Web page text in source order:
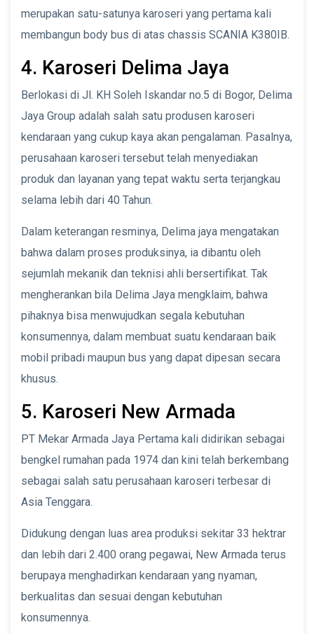
merupakan satu-satunya karoseri yang pertama kali
membangun body bus di atas chassis SCANIA K380IB.
4. Karoseri Delima Jaya
Berlokasi di Jl. KH Soleh Iskandar no.5 di Bogor, Delima
Jaya Group adalah salah satu produsen karoseri
kendaraan yang cukup kaya akan pengalaman. Pasalnya,
perusahaan karoseri tersebut telah menyediakan
produk dan layanan yang tepat waktu serta terjangkau
selama lebih dari 40 Tahun.
Dalam keterangan resminya, Delima jaya mengatakan
bahwa dalam proses produksinya, ia dibantu oleh
sejumlah mekanik dan teknisi ahli bersertifikat. Tak
mengherankan bila Delima Jaya mengklaim, bahwa
pihaknya bisa menwujudkan segala kebutuhan
konsumennya, dalam membuat suatu kendaraan baik
mobil pribadi maupun bus yang dapat dipesan secara
khusus.
5. Karoseri New Armada
PT Mekar Armada Jaya Pertama kali didirikan sebagai
bengkel rumahan pada 1974 dan kini telah berkembang
sebagai salah satu perusahaan karoseri terbesar di
Asia Tenggara.
Didukung dengan luas area produksi sekitar 33 hektrar
dan lebih dari 2.400 orang pegawai, New Armada terus
berupaya menghadirkan kendaraan yang nyaman,
berkualitas dan sesuai dengan kebutuhan
konsumennya.